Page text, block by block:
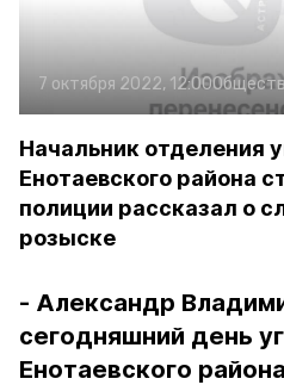
7 октября 2022, 12:00
Начальник отделения
Енотаевского района
полиции рассказал о
розыске
- Александр
сегодняшний день
Енотаевского